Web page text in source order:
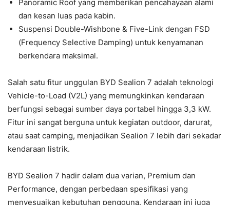
Panoramic Roof yang memberikan pencahayaan alami
dan kesan luas pada kabin.
Suspensi Double-Wishbone & Five-Link dengan FSD
(Frequency Selective Damping) untuk kenyamanan
berkendara maksimal.
Salah satu fitur unggulan BYD Sealion 7 adalah teknologi
Vehicle-to-Load (V2L) yang memungkinkan kendaraan
berfungsi sebagai sumber daya portabel hingga 3,3 kW.
Fitur ini sangat berguna untuk kegiatan outdoor, darurat,
atau saat camping, menjadikan Sealion 7 lebih dari sekadar
kendaraan listrik.
BYD Sealion 7 hadir dalam dua varian, Premium dan
Performance, dengan perbedaan spesifikasi yang
menyesuaikan kebutuhan pengguna. Kendaraan ini juga